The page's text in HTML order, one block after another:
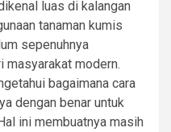
luas di kalangan
tanaman kumis
sepenuhnya
masyarakat modern.
bagaimana cara
dengan benar untuk
ini membuatnya masih